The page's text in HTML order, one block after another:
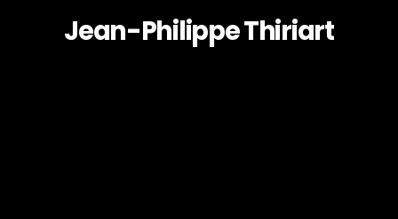
Jean-Philippe Thiriart